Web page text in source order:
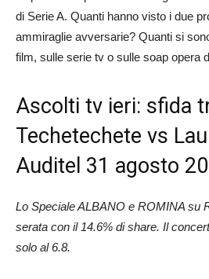
di Serie A. Quanti hanno visto i due
ammiraglie avversarie? Quanti si
film, sulle serie tv o sulle soap opera
Ascolti tv ieri: sfida
Techetechete vs
Auditel 31 agosto
Lo Speciale ALBANO e ROMINA su
serata con il 14.6% di share. Il
solo al 6.8.